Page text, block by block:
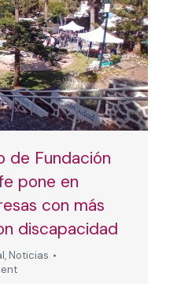
de Fundación
pone en
con más
discapacidad
, Noticias